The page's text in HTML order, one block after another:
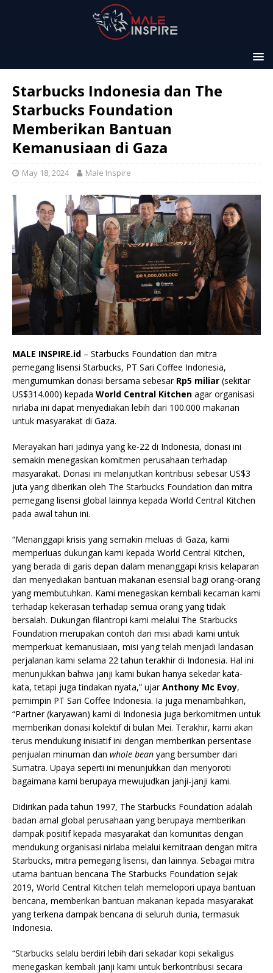
Starbucks Indonesia dan The
Starbucks Foundation
Memberikan Bantuan
Kemanusiaan di Gaza
May 18, 2024 Male Inspire
MALE INSPIRE.id – Starbucks Foundation dan mitra
pemegang lisensi Starbucks, PT Sari Coffee Indonesia,
mengumumkan donasi bersama sebesar Rp5 miliar (sekitar
US$314.000) kepada World Central Kitchen agar organisasi
nirlaba ini dapat menyediakan lebih dari 100.000 makanan
untuk masyarakat di Gaza.
Merayakan hari jadinya yang ke-22 di Indonesia, donasi ini
semakin menegaskan komitmen perusahaan terhadap
masyarakat. Donasi ini melanjutkan kontribusi sebesar US$3
juta yang diberikan oleh The Starbucks Foundation dan mitra
pemegang lisensi global lainnya kepada World Central Kitchen
pada awal tahun ini.
“Menanggapi krisis yang semakin meluas di Gaza, kami
memperluas dukungan kami kepada World Central Kitchen,
yang berada di garis depan dalam menanggapi krisis kelaparan
dan menyediakan bantuan makanan esensial bagi orang-orang
yang membutuhkan. Kami menegaskan kembali kecaman kami
terhadap kekerasan terhadap semua orang yang tidak
bersalah. Dukungan filantropi kami melalui The Starbucks
Foundation merupakan contoh dari misi abadi kami untuk
memperkuat kemanusiaan, misi yang telah menjadi landasan
perjalanan kami selama 22 tahun terakhir di Indonesia. Hal ini
menunjukkan bahwa janji kami bukan hanya sekedar kata-
kata, tetapi juga tindakan nyata,” ujarAnthony Mc Evoy,
pemimpin PT Sari Coffee Indonesia. Ia juga menambahkan,
“Partner (karyawan) kami di Indonesia juga berkomitmen untuk
memberikan donasi kolektif di bulan Mei. Terakhir, kami akan
terus mendukung inisiatif ini dengan memberikan persentase
penjualan minuman dan whole bean yang bersumber dari
Sumatra. Upaya seperti ini menunjukkan dan menyoroti
bagaimana kami berupaya mewujudkan janji-janji kami.
Didirikan pada tahun 1997, The Starbucks Foundation adalah
badan amal global perusahaan yang berupaya memberikan
dampak positif kepada masyarakat dan komunitas dengan
mendukung organisasi nirlaba melalui kemitraan dengan mitra
Starbucks, mitra pemegang lisensi, dan lainnya. Sebagai mitra
utama bantuan bencana The Starbucks Foundation sejak
2019, World Central Kitchen telah memelopori upaya bantuan
bencana, memberikan bantuan makanan kepada masyarakat
yang terkena dampak bencana di seluruh dunia, termasuk
Indonesia.
“Starbucks selalu berdiri lebih dari sekadar kopi sekaligus
menegaskan kembali janji kami untuk berkontribusi secara